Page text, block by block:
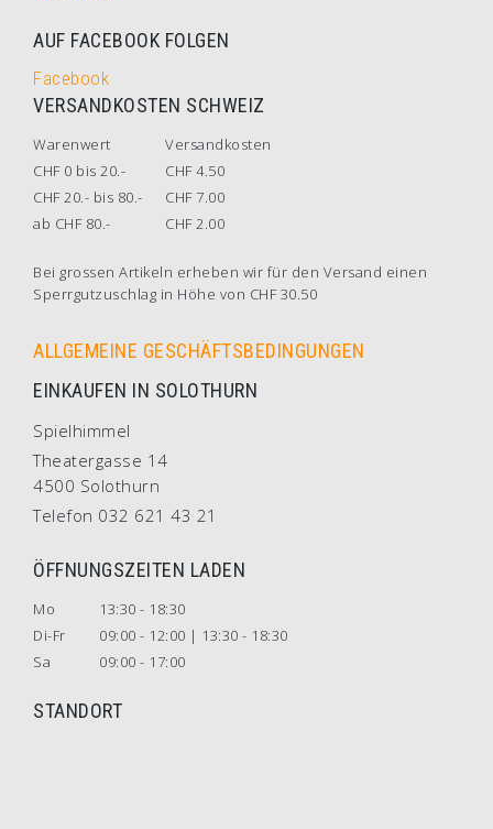
AUF FACEBOOK FOLGEN
Facebook
VERSANDKOSTEN SCHWEIZ
Warenwert
Versandkosten
CHF 0 bis 20.-
CHF 4.50
CHF 20.- bis 80.-
CHF 7.00
ab CHF 80.-
CHF 2.00
Bei grossen Artikeln erheben wir für den Versand einen
Sperrgutzuschlag in Höhe von CHF 30.50
ALLGEMEINE GESCHÄFTSBEDINGUNGEN
EINKAUFEN IN SOLOTHURN
Spielhimmel
Theatergasse 14
4500 Solothurn
Telefon 032 621 43 21
ÖFFNUNGSZEITEN LADEN
Mo
13:30 - 18:30
Di-Fr
09:00 - 12:00 | 13:30 - 18:30
Sa
09:00 - 17:00
STANDORT